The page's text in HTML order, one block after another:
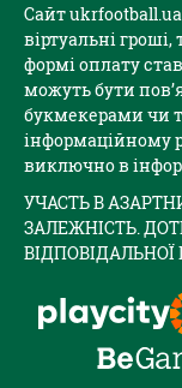
Сайт
віртуальні
формі оплату
можуть бути
букмекерами чи
інформаційному
виключно в
УЧАСТЬ В
ЗАЛЕЖНІСТЬ.
ВІДПОВІДАЛЬНОЇ